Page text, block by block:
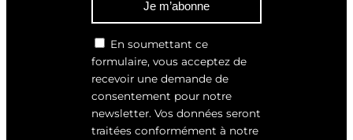
Je m’abonne
En soumettant ce
formulaire, vous acceptez de
recevoir une demande de
consentement pour notre
newsletter. Vos données seront
traitées conformément à notre